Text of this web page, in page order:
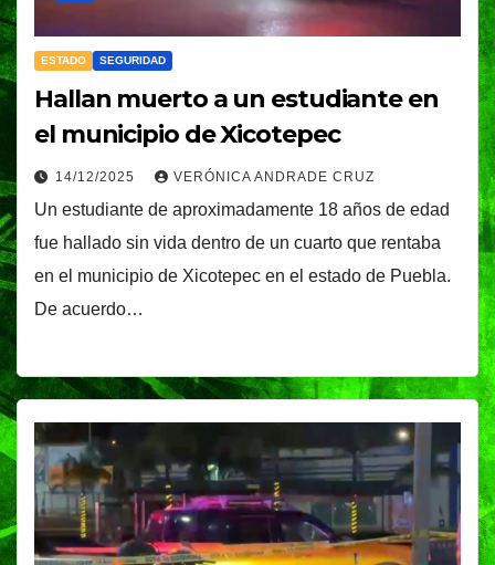
ESTADO SEGURIDAD
Hallan muerto a un estudiante en
el municipio de Xicotepec
14/12/2025 VERÓNICA ANDRADE CRUZ
Un estudiante de aproximadamente 18 años de edad
fue hallado sin vida dentro de un cuarto que rentaba
en el municipio de Xicotepec en el estado de Puebla.
De acuerdo…